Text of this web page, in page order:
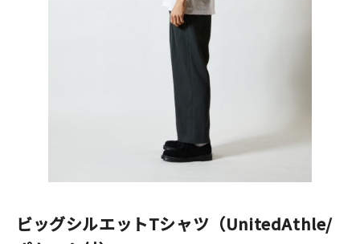
ビッグシルエットTシャツ（UnitedAthle/